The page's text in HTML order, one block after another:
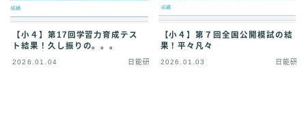
【小４】第17回学習力育成テス
ト結果！久し振りの。。。
2026.01.04 日能研
【小４】第７回全国公開模試の結
果！平々凡々
2026.01.03 日能研